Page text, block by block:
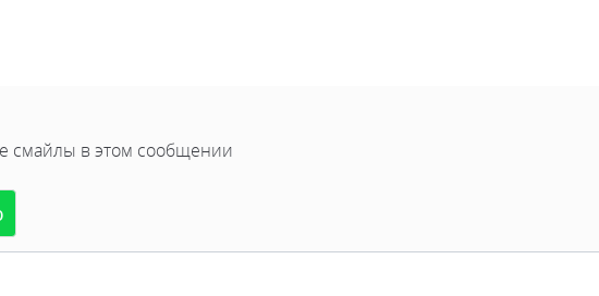
смайлы в этом сообщении